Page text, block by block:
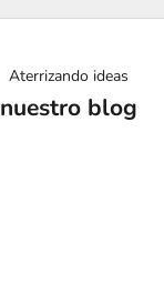
Aterrizando ideas
nuestro blog